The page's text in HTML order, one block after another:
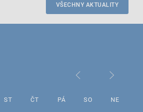
VŠECHNY AKTUALITY
ST ČT PÁ SO NE